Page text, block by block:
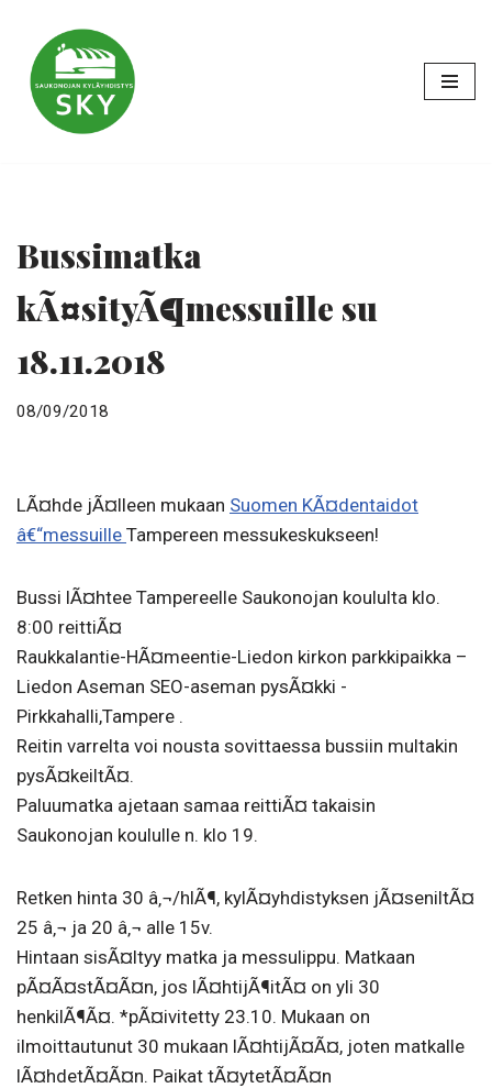
Siirry
suoraan
sisältöön
Bussimatka
kÃ¤sityÃ¶messuille su
18.11.2018
08/09/2018
LÃ¤hde jÃ¤lleen mukaan Suomen KÃ¤dentaidot
â€“messuille Tampereen messukeskukseen!
Bussi lÃ¤htee Tampereelle Saukonojan koululta klo.
8:00 reittiÃ¤
Raukkalantie-HÃ¤meentie-Liedon kirkon parkkipaikka –
Liedon Aseman SEO-aseman pysÃ¤kki -
Pirkkahalli,Tampere .
Reitin varrelta voi nousta sovittaessa bussiin multakin
pysÃ¤keiltÃ¤.
Paluumatka ajetaan samaa reittiÃ¤ takaisin
Saukonojan koululle n. klo 19.
Retken hinta 30 â‚¬/hlÃ¶, kylÃ¤yhdistyksen jÃ¤seniltÃ¤
25 â‚¬ ja 20 â‚¬ alle 15v.
Hintaan sisÃ¤ltyy matka ja messulippu. Matkaan
pÃ¤Ã¤stÃ¤Ã¤n, jos lÃ¤htijÃ¶itÃ¤ on yli 30
henkilÃ¶Ã¤. *pÃ¤ivitetty 23.10. Mukaan on
ilmoittautunut 30 mukaan lÃ¤htijÃ¤Ã¤, joten matkalle
lÃ¤hdetÃ¤Ã¤n. Paikat tÃ¤ytetÃ¤Ã¤n